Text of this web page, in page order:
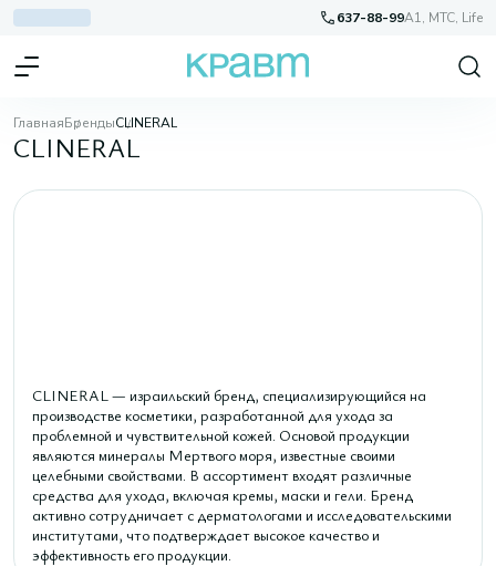
637-88-99A1, МТС, Life
ГлавнаяБрендыCLINERAL
CLINERAL
CLINERAL — израильский бренд, специализирующийся на
производстве косметики, разработанной для ухода за
проблемной и чувствительной кожей. Основой продукции
являются минералы Мертвого моря, известные своими
целебными свойствами. В ассортимент входят различные
средства для ухода, включая кремы, маски и гели. Бренд
активно сотрудничает с дерматологами и исследовательскими
институтами, что подтверждает высокое качество и
эффективность его продукции.